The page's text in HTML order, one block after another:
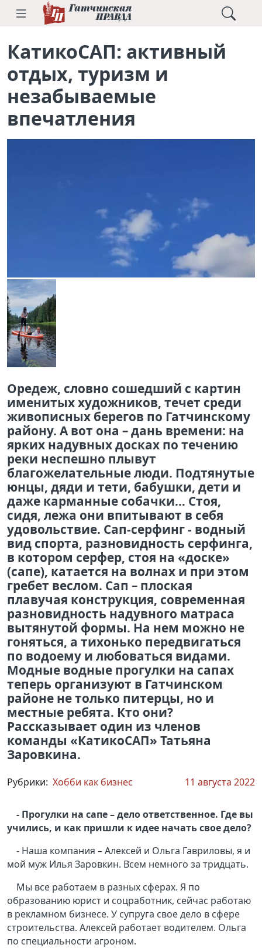
КатикоСАП: активный
отдых, туризм и
незабываемые
впечатления
Оредеж, словно сошедший с картин
именитых художников, течет среди
живописных берегов по Гатчинскому
району. А вот она – дань времени: на
ярких надувных досках по течению
реки неспешно плывут
благожелательные люди. Подтянутые
юнцы, дяди и тети, бабушки, дети и
даже карманные собачки… Стоя,
сидя, лежа они впитывают в себя
удовольствие. Сап-серфинг - водный
вид спорта, разновидность серфинга,
в котором серфер, стоя на «доске»
(сапе), катается на волнах и при этом
гребет веслом. Сап – плоская
плавучая конструкция, современная
разновидность надувного матраса
вытянутой формы. На нем можно не
гоняться, а тихонько передвигаться
по водоему и любоваться видами.
Модные водные прогулки на сапах
теперь организуют в Гатчинском
районе не только питерцы, но и
местные ребята. Кто они?
Рассказывает один из членов
команды «КатикоСАП» Татьяна
Заровкина.
Рубрики: Хобби как бизнес 11 августа 2022
- Прогулки на сапе – дело ответственное. Где вы
учились, и как пришли к идее начать свое дело?
- Наша компания – Алексей и Ольга Гавриловы, я и
мой муж Илья Заровкин. Всем немного за тридцать.
Мы все работаем в разных сферах. Я по
образованию юрист и соцработник, сейчас работаю
в рекламном бизнесе. У супруга свое дело в сфере
строительства. Алексей работает водителем. Ольга
по специальности агроном.